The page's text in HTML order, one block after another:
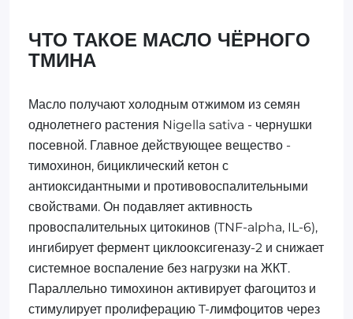
ЧТО ТАКОЕ МАСЛО ЧЁРНОГО
ТМИНА
Масло получают холодным отжимом из семян
однолетнего растения Nigella sativa - чернушки
посевной. Главное действующее вещество -
тимохинон, бициклический кетон с
антиоксидантными и противовоспалительными
свойствами. Он подавляет активность
провоспалительных цитокинов (TNF-alpha, IL-6),
ингибирует фермент циклооксигеназу-2 и снижает
системное воспаление без нагрузки на ЖКТ.
Параллельно тимохинон активирует фагоцитоз и
стимулирует пролиферацию T-лимфоцитов через